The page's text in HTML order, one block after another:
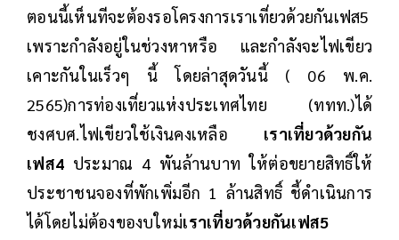
ตอนนี้เห็นทีจะต้องรอโครงการเราเที่ยวด้วยกันเฟส5
เพราะกำลังอยู่ในช่วงหาหรือ และกำลังจะไฟเขียว
เคาะกันในเร็วๆ นี้ โดยล่าสุดวันนี้ ( 06 พ.ค.
2565)การท่องเที่ยวแห่งประเทศไทย (ททท.)ได้
ชงศบศ.ไฟเขียวใช้เงินคงเหลือ เราเที่ยวด้วยกัน
เฟส4 ประมาณ 4 พันล้านบาท ให้ต่อขยายสิทธิ์ให้
ประชาชนจองที่พักเพิ่มอีก 1 ล้านสิทธิ์ ชี้ดำเนินการ
ได้โดยไม่ต้องของบใหม่เราเที่ยวด้วยกันเฟส5